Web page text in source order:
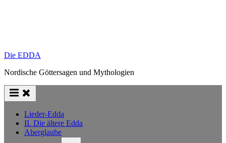
Die EDDA
Nordische Göttersagen und Mythologien
Lieder-Edda
II. Die ältere Edda
Aberglaube